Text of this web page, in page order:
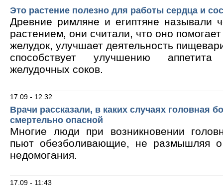
Это растение полезно для работы сердца и
Древние римляне и египтяне называли
растением, они считали, что оно
желудок, улучшает деятельность
способствует улучшению
желудочных соков.
17.09 - 12:32
Врачи рассказали, в каких случаях головная
смертельно опасной
Многие люди при возникновении
пьют обезболивающие, не размышляя о
недомогания.
17.09 - 11:43